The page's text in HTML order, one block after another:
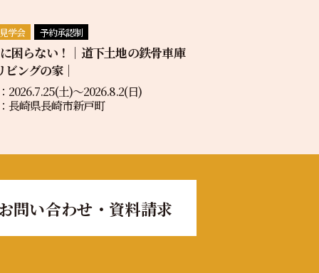
学会 予約承認制
困らない！｜道下土地の鉄骨車庫
ビングの家｜
2026.7.25(土)〜2026.8.2(日)
長崎県長崎市新戸町
問い合わせ・資料請求